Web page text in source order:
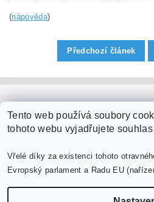
(nápověda)
Předchozí článek
Tento web používá soubory
tohoto webu vyjadřujete
Vřelé díky za existenci tohoto
Evropský parlament a Radu EU